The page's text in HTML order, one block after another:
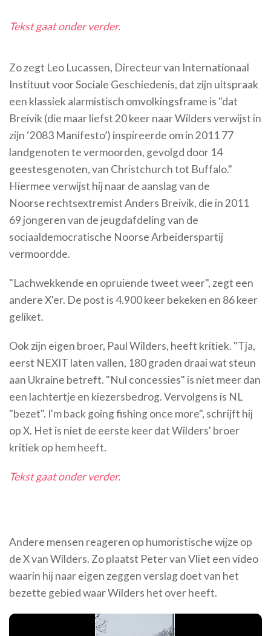
Tekst gaat onder verder.
Zo zegt Leo Lucassen, Directeur van Internationaal
Instituut voor Sociale Geschiedenis, dat zijn uitspraak
een klassiek alarmistisch omvolkingsframe is "dat
Breivik (die maar liefst 20 keer naar Wilders verwijst in
zijn ‘2083 Manifesto’) inspireerde om in 2011 77
landgenoten te vermoorden, gevolgd door 14
geestesgenoten, van Christchurch tot Buffalo."
Hiermee verwijst hij naar de aanslag van de
Noorse rechtsextremist Anders Breivik, die in 2011
69 jongeren van de jeugdafdeling van de
sociaaldemocratische Noorse Arbeiderspartij
vermoordde.
"Lachwekkende en opruiende tweet weer", zegt een
andere X'er. De post is 4.900 keer bekeken en 86 keer
geliket.
Ook zijn eigen broer, Paul Wilders, heeft kritiek. "Tja,
eerst NEXIT laten vallen, 180 graden draai wat steun
aan Ukraine betreft. "Nul concessies" is niet meer dan
een lachtertje en kiezersbedrog. Vervolgens is NL
"bezet". I'm back going fishing once more", schrijft hij
op X. Het is niet de eerste keer dat Wilders' broer
kritiek op hem heeft.
Tekst gaat onder verder.
Andere mensen reageren op humoristische wijze op
de X van Wilders. Zo plaatst Peter van Vliet een video
waarin hij naar eigen zeggen verslag doet van het
bezette gebied waar Wilders het over heeft.